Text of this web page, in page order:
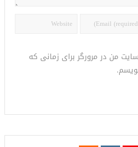
من در مرورگر برای زمانی که